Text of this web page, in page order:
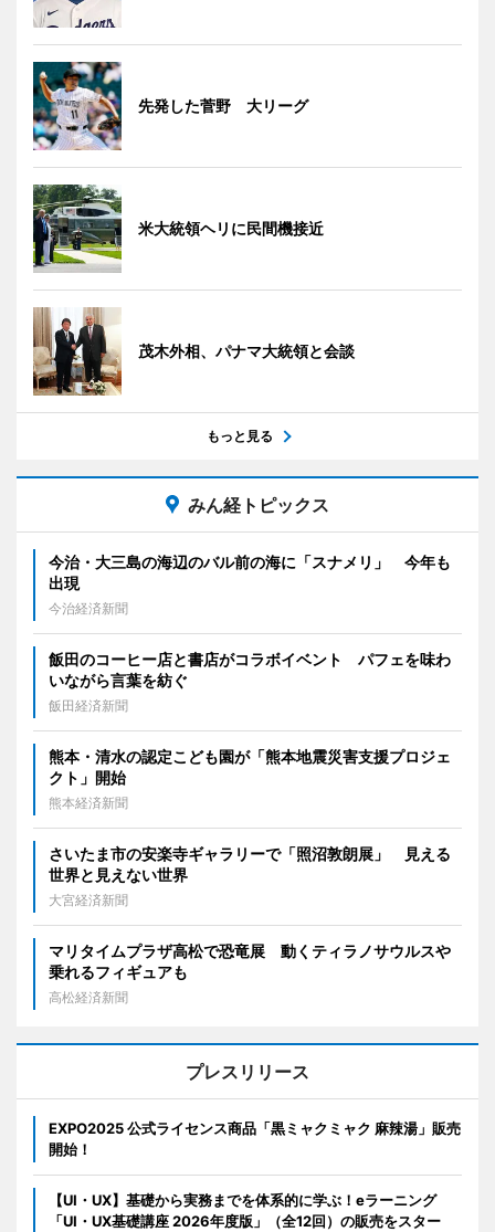
先発した菅野 大リーグ
米大統領ヘリに民間機接近
茂木外相、パナマ大統領と会談
もっと見る
みん経トピックス
今治・大三島の海辺のバル前の海に「スナメリ」 今年も
出現
今治経済新聞
飯田のコーヒー店と書店がコラボイベント パフェを味わ
いながら言葉を紡ぐ
飯田経済新聞
熊本・清水の認定こども園が「熊本地震災害支援プロジェ
クト」開始
熊本経済新聞
さいたま市の安楽寺ギャラリーで「照沼敦朗展」 見える
世界と見えない世界
大宮経済新聞
マリタイムプラザ高松で恐竜展 動くティラノサウルスや
乗れるフィギュアも
高松経済新聞
プレスリリース
EXPO2025 公式ライセンス商品「黒ミャクミャク 麻辣湯」販売
開始！
【UI・UX】基礎から実務までを体系的に学ぶ！eラーニング
「UI・UX基礎講座 2026年度版」（全12回）の販売をスター